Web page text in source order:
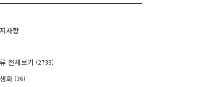
사항
전체보기 (2733)
화 (36)